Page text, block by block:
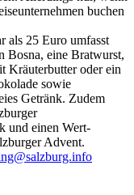
buchen
als 25 Euro umfasst
Bosna, eine Bratwurst,
Kräuterbutter oder ein
sowie
Getränk. Zudem
und einen Wert-
Advent.